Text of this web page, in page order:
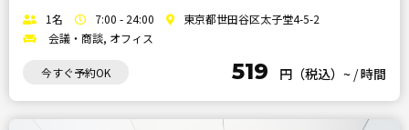
1名 7:00 - 24:00
東京都世田谷区太子堂4-5-2
会議・商談, オフィス
今すぐ予約OK 519 円（税込）~ /時間